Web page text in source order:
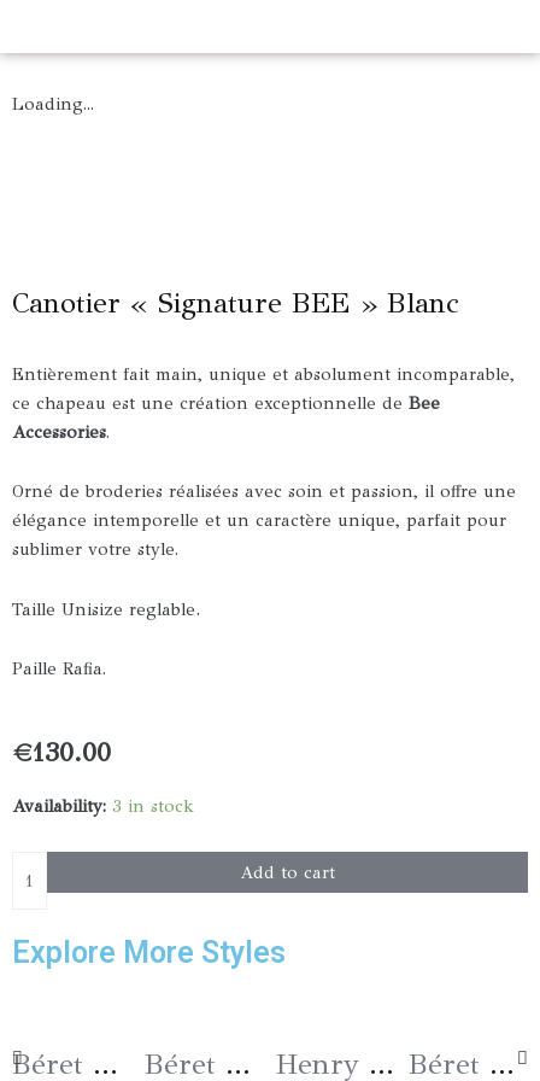
Loading...
Canotier « Signature BEE » Blanc
Entièrement fait main, unique et absolument incomparable,
ce chapeau est une création exceptionnelle de Bee
Accessories.
Orné de broderies réalisées avec soin et passion, il offre une
élégance intemporelle et un caractère unique, parfait pour
sublimer votre style.
Taille Unisize reglable.
Paille Rafia.
€130.00
Availability: 3 in stock
Canotier
BEE
Blanc
Add to cart
Explore More Styles
Béret « Signature » Coloris 28 Béret « Signature » Coloris 32 Henry « Signature BEE » bordeaux Béret « Signature » Coloris 44